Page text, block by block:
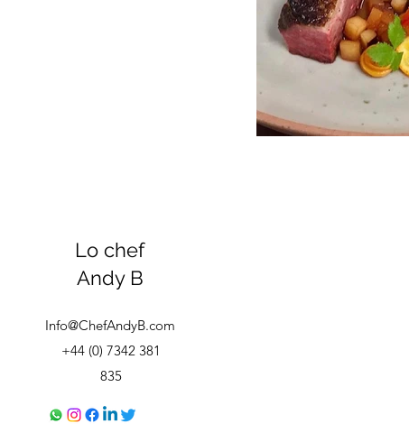
Lo chef
Andy B
Info@ChefAndyB.com
+44 (0) 7342 381
835